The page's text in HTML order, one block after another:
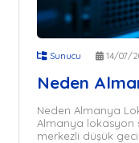
Sunucu 14/07/
Neden
Neden Almanya
Almanya lokasyon
merkezli düşük